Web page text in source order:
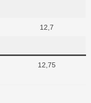
12,7
12,75